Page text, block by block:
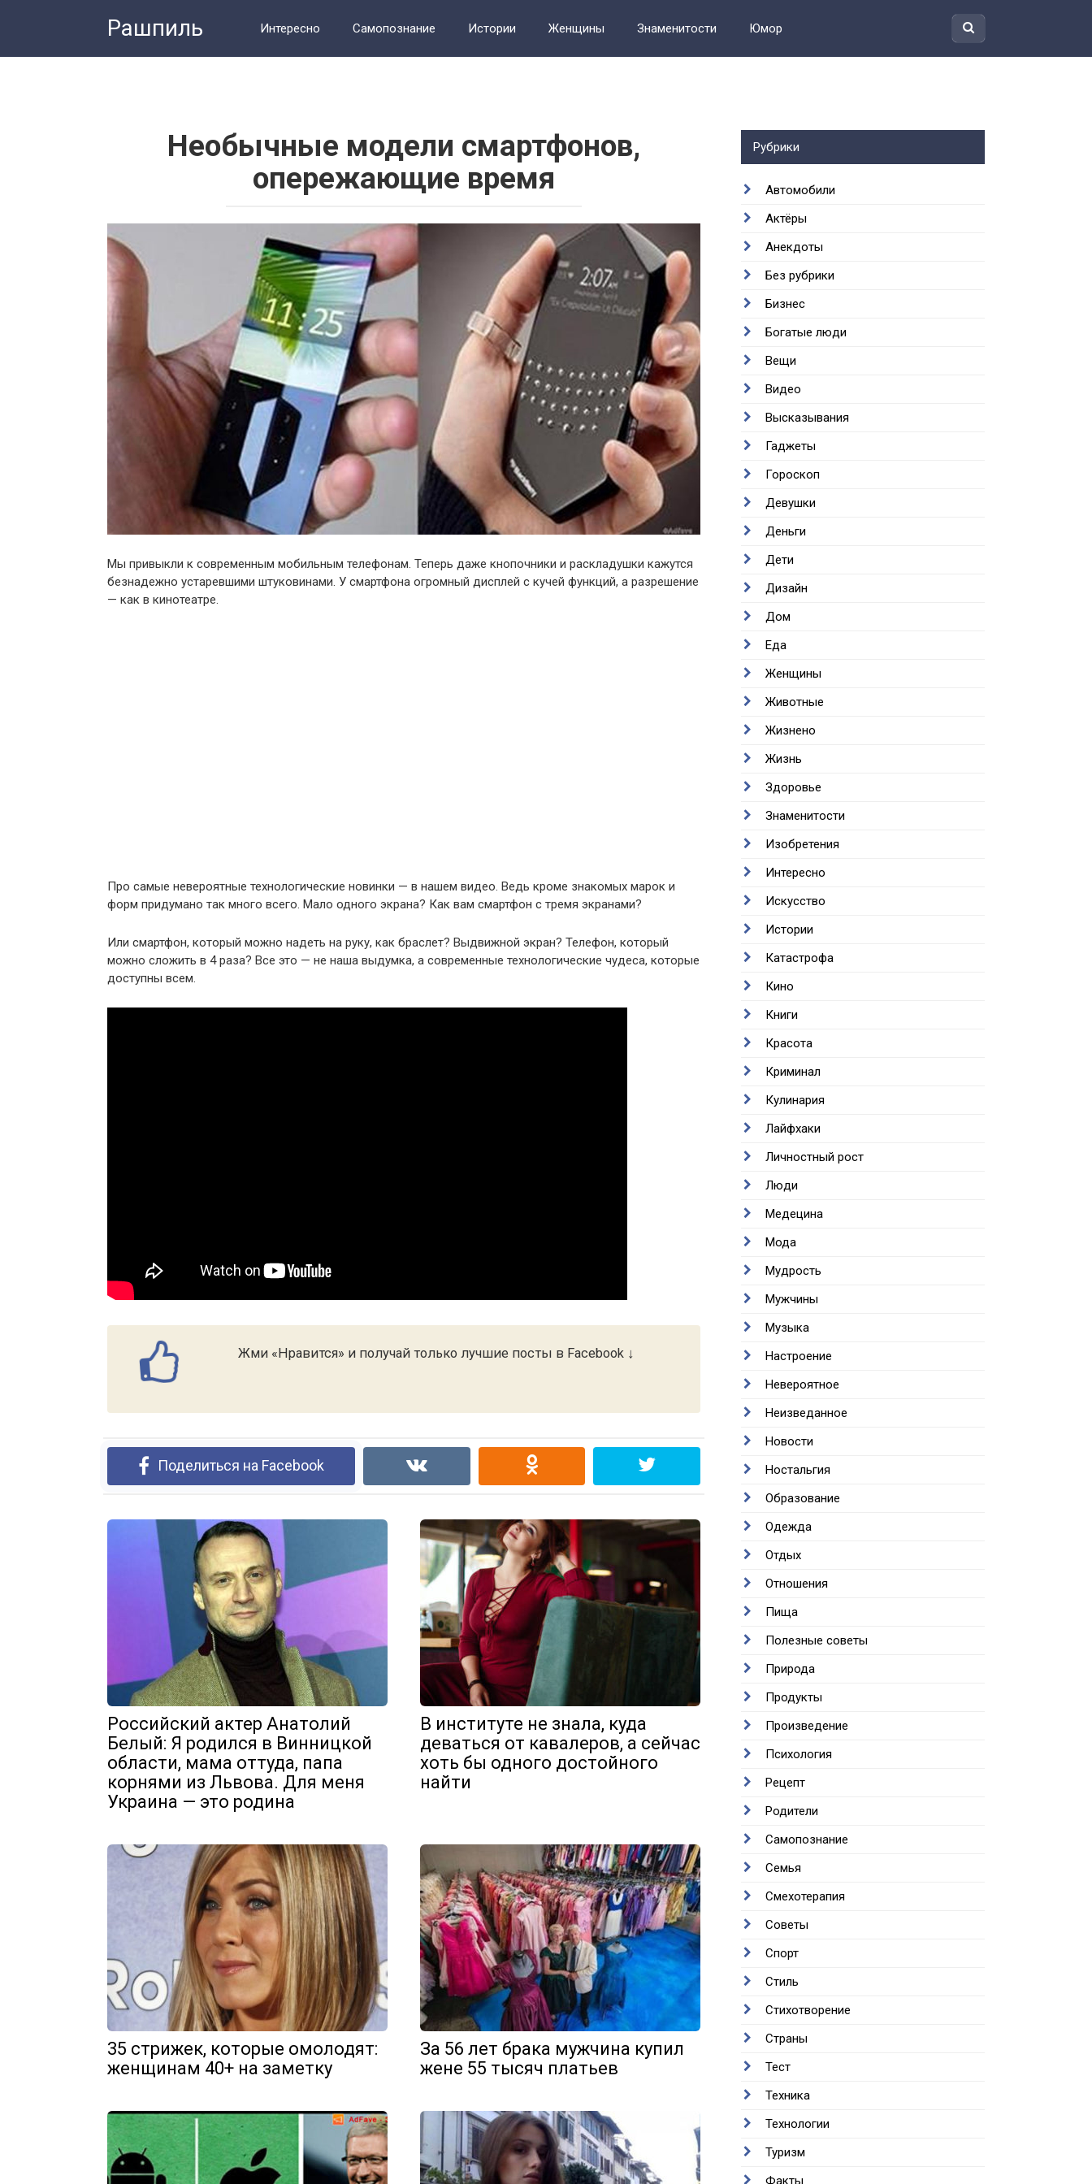
Рашпиль Интересно Самопознание Истории Женщины Знаменитости Юмор
Необычные модели смартфонов,
опережающие время
Мы привыкли к современным мобильным телефонам. Теперь даже кнопочники и раскладушки кажутся
безнадежно устаревшими штуковинами. У смартфона огромный дисплей с кучей функций, а разрешение
— как в кинотеатре.
Про самые невероятные технологические новинки — в нашем видео. Ведь кроме знакомых марок и
форм придумано так много всего. Мало одного экрана? Как вам смартфон с тремя экранами?
Или смартфон, который можно надеть на руку, как браслет? Выдвижной экран? Телефон, который
можно сложить в 4 раза? Все это — не наша выдумка, а современные технологические чудеса, которые
доступны всем.
Жми «Нравится» и получай только лучшие посты в Facebook ↓
Поделиться на Facebook
Российский актер Анатолий
Белый: Я родился в Винницкой
области, мама оттуда, папа
корнями из Львова. Для меня
Украина — это родина
В институте не знала, куда
деваться от кавалеров, а сейчас
хоть бы одного достойного
найти
35 стрижек, которые омолодят:
женщинам 40+ на заметку
За 56 лет брака мужчина купил
жене 55 тысяч платьев
Рубрики
Автомобили
Актёры
Анекдоты
Без рубрики
Бизнес
Богатые люди
Вещи
Видео
Высказывания
Гаджеты
Гороскоп
Девушки
Деньги
Дети
Дизайн
Дом
Еда
Женщины
Животные
Жизнено
Жизнь
Здоровье
Знаменитости
Изобретения
Интересно
Искусство
Истории
Катастрофа
Кино
Книги
Красота
Криминал
Кулинария
Лайфхаки
Личностный рост
Люди
Медецина
Мода
Мудрость
Мужчины
Музыка
Настроение
Невероятное
Неизведанное
Новости
Ностальгия
Образование
Одежда
Отдых
Отношения
Пища
Полезные советы
Природа
Продукты
Произведение
Психология
Рецепт
Родители
Самопознание
Семья
Смехотерапия
Советы
Спорт
Стиль
Стихотворение
Страны
Тест
Техника
Технологии
Туризм
Факты